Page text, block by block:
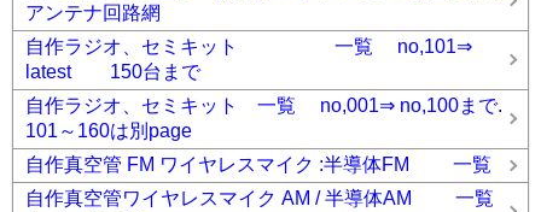
アンテナ回路網
自作ラジオ、セミキット 一覧 no,101⇒
latest 150台まで
自作ラジオ、セミキット 一覧 no,001⇒ no,100まで.
101～160は別page
自作真空管 FM ワイヤレスマイク :半導体FM 一覧
自作真空管ワイヤレスマイク AM / 半導体AM 一覧